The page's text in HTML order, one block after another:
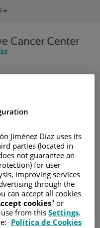
AL PACIENTE
RIESGO
riesgo
Jiménez Díaz uses its
parties (located in
not guarantee an
for user
improving services
through the
can accept all cookies
cookies" or
from thisSettings.
Política de Cookies